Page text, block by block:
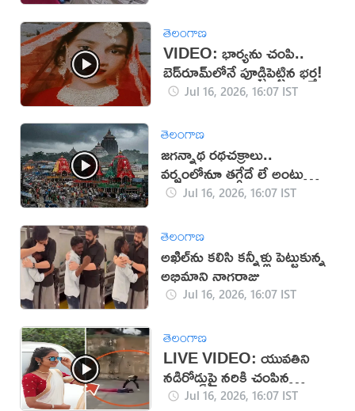
తెలంగాణ
VIDEO: భార్యను చంపి..
బెడ్‌రూమ్‌లోనే పూడ్చిపెట్టిన భర్త!
Jul 16, 2026, 16:07 IST
తెలంగాణ
జగన్నాథ రథచక్రాలు..
వర్షంలోనూ తగ్గేదే లే అంటున్న
భక్తులుJul 16, 2026, 16:07 IST
తెలంగాణ
అఖిల్‌ను కలిసి కన్నీళ్లు పెట్టుకున్న
అభిమాని నాగరాజు
Jul 16, 2026, 16:07 IST
తెలంగాణ
LIVE VIDEO: యువతిని
నడిరోడ్డుపై నరికి చంపిన
కిరాతకుడు
Jul 16, 2026, 16:07 IST